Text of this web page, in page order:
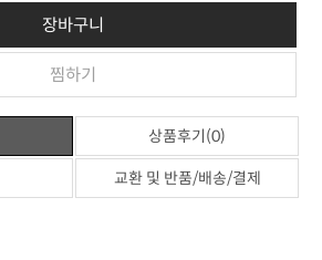
장바구니
찜하기
상품후기(0)
교환 및 반품/배송/결제